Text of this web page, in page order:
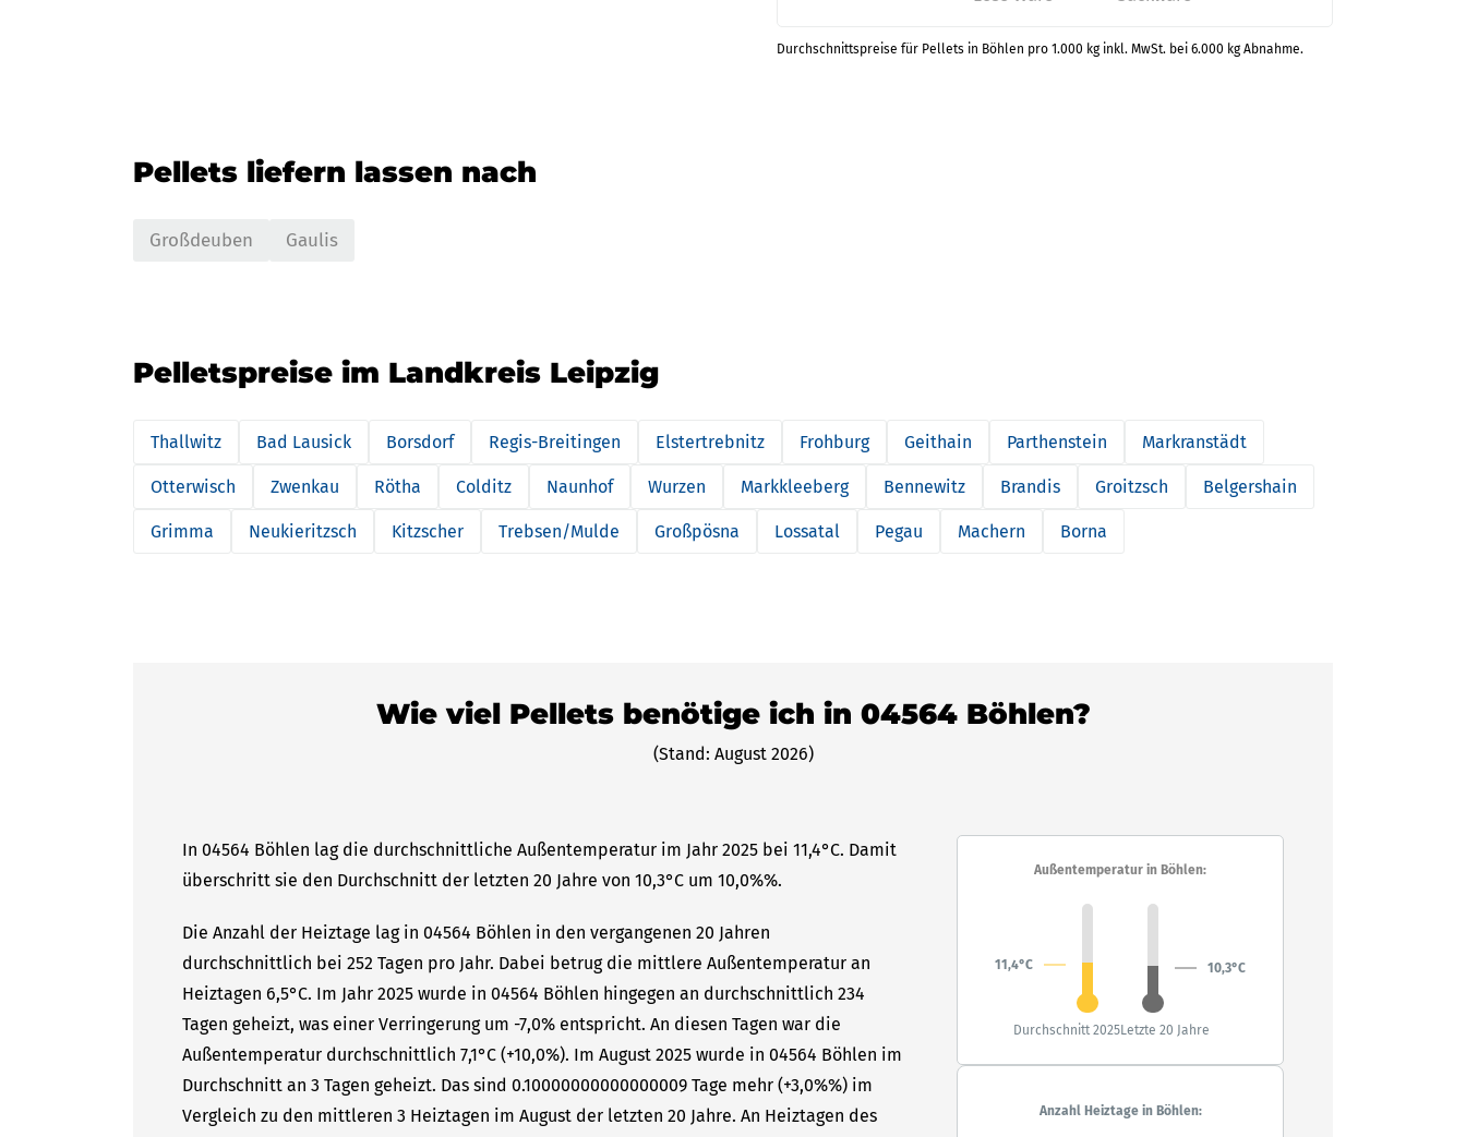
Durchschnittspreise für Pellets in Böhlen pro 1.000 kg inkl. MwSt. bei 6.000 kg Abnahme.
Pellets liefern lassen nach
Großdeuben Gaulis
Pelletspreise im Landkreis Leipzig
Thallwitz Bad Lausick Borsdorf Regis-Breitingen Elstertrebnitz Frohburg Geithain Parthenstein Markranstädt
Otterwisch Zwenkau Rötha Colditz Naunhof Wurzen Markkleeberg Bennewitz Brandis Groitzsch Belgershain
Grimma Neukieritzsch Kitzscher Trebsen/Mulde Großpösna Lossatal Pegau Machern Borna
Wie viel Pellets benötige ich in 04564 Böhlen?
(Stand: August 2026)
In 04564 Böhlen lag die durchschnittliche Außentemperatur im Jahr 2025 bei 11,4°C. Damit
überschritt sie den Durchschnitt der letzten 20 Jahre von 10,3°C um 10,0%%.
Die Anzahl der Heiztage lag in 04564 Böhlen in den vergangenen 20 Jahren
durchschnittlich bei 252 Tagen pro Jahr. Dabei betrug die mittlere Außentemperatur an
Heiztagen 6,5°C. Im Jahr 2025 wurde in 04564 Böhlen hingegen an durchschnittlich 234
Tagen geheizt, was einer Verringerung um -7,0% entspricht. An diesen Tagen war die
Außentemperatur durchschnittlich 7,1°C (+10,0%). Im August 2025 wurde in 04564 Böhlen im
Durchschnitt an 3 Tagen geheizt. Das sind 0.10000000000000009 Tage mehr (+3,0%%) im
Vergleich zu den mittleren 3 Heiztagen im August der letzten 20 Jahre. An Heiztagen des
Außentemperatur in Böhlen:
11,4°C 10,3°C
Durchschnitt 2025Letzte 20 Jahre
Anzahl Heiztage in Böhlen: